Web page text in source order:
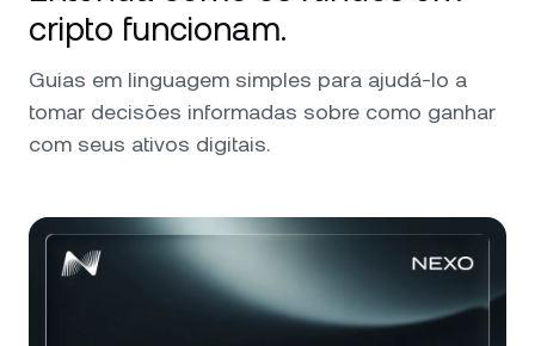
cripto funcionam.
Guias em linguagem simples para ajudá-lo a
tomar decisões informadas sobre como ganhar
com seus ativos digitais.